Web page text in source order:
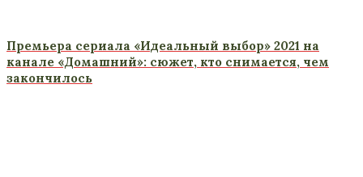
Премьера сериала «Идеальный выбор» 2021 на
канале «Домашний»: сюжет, кто снимается, чем
закончилось